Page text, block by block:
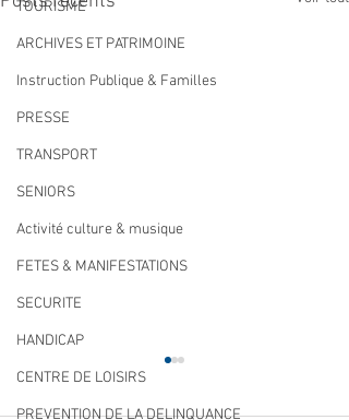
TOURISME
ARCHIVES ET PATRIMOINE
Instruction Publique & Familles
PRESSE
TRANSPORT
SENIORS
Activité culture & musique
FETES & MANIFESTATIONS
SECURITE
HANDICAP
CENTRE DE LOISIRS
PREVENTION DE LA DELINQUANCE